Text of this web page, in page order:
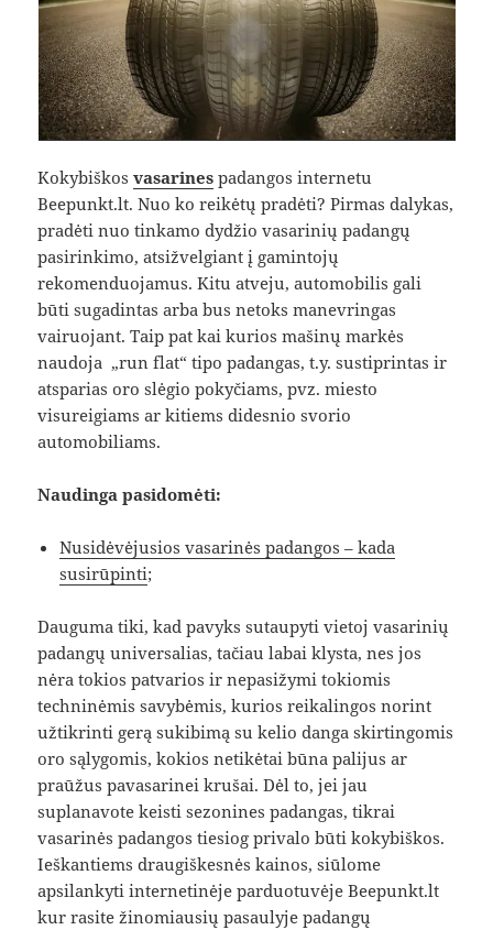
Kokybiškosvasarines padangos internetu
Beepunkt.lt. Nuo ko reikėtų pradėti? Pirmas dalykas,
pradėti nuo tinkamo dydžio vasarinių padangų
pasirinkimo, atsižvelgiant į gamintojų
rekomenduojamus. Kitu atveju, automobilis gali
būti sugadintas arba bus netoks manevringas
vairuojant. Taip pat kai kurios mašinų markės
naudoja „run flat“ tipo padangas, t.y. sustiprintas ir
atsparias oro slėgio pokyčiams, pvz. miesto
visureigiams ar kitiems didesnio svorio
automobiliams.
Naudinga pasidomėti:
Nusidėvėjusios vasarinės padangos – kada
susirūpinti;
Dauguma tiki, kad pavyks sutaupyti vietoj vasarinių
padangų universalias, tačiau labai klysta, nes jos
nėra tokios patvarios ir nepasižymi tokiomis
techninėmis savybėmis, kurios reikalingos norint
užtikrinti gerą sukibimą su kelio danga skirtingomis
oro sąlygomis, kokios netikėtai būna palijus ar
praūžus pavasarinei krušai. Dėl to, jei jau
suplanavote keisti sezonines padangas, tikrai
vasarinės padangos tiesiog privalo būti kokybiškos.
Ieškantiems draugiškesnės kainos, siūlome
apsilankyti internetinėje parduotuvėje Beepunkt.lt
kur rasite žinomiausių pasaulyje padangų